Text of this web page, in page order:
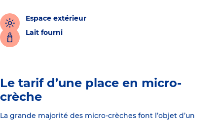
Espace extérieur
Lait fourni
Le tarif d’une place en micro-
crèche
La grande majorité des micro-crèches font l’objet d’un